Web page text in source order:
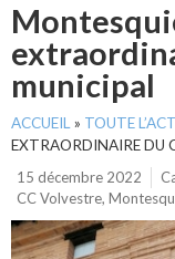
municipal
ACCUEIL » TOUTE
EXTRAORDINAIRE DU
15 décembre 2022
CC Volvestre,